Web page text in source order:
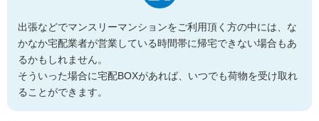
出張などでマンスリーマンションをご利用頂く方の中には、な
かなか宅配業者が営業している時間帯に帰宅できない場合もあ
るかもしれません。
そういった場合に宅配BOXがあれば、いつでも荷物を受け取れ
ることができます。